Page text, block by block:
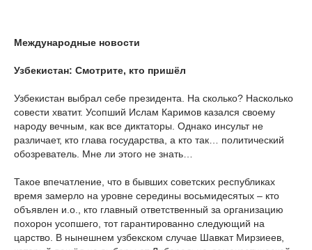
Международные новости
Узбекистан: Смотрите, кто пришёл
Узбекистан выбрал себе президента. На сколько? Насколько
совести хватит. Усопший Ислам Каримов казался своему
народу вечным, как все диктаторы. Однако инсульт не
различает, кто глава государства, а кто так… политический
обозреватель. Мне ли этого не знать…
Такое впечатление, что в бывших советских республиках
время замерло на уровне середины восьмидесятых – кто
объявлен и.о., кто главный ответственный за организацию
похорон усопшего, тот гарантированно следующий на
царство. В нынешнем узбекском случае Шавкат Мирзиеев,